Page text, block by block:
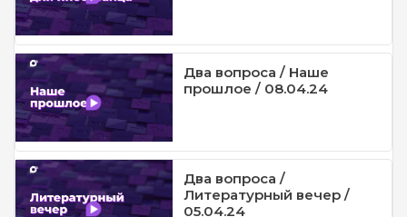
Два вопроса / Наше
прошлое / 08.04.24
Два вопроса /
Литературный вечер /
05.04.24